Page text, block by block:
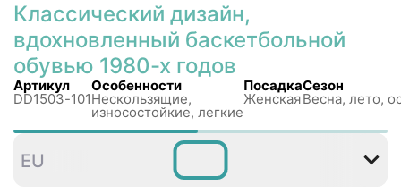
Классический дизайн,
вдохновленный баскетбольной
обувью 1980-х годов
Артикул
DD1503-101
Особенности
Нескользящиe,
износостойкие, легкие
Посадка
Женская
Сезон
Весна, лето,
38
EU